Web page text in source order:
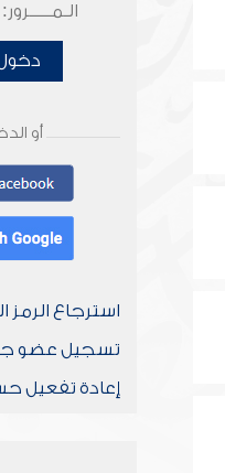
الـمـــــرور:
أو
استرجاع الرمز
تسجيل عضو
إعادة تفعيل